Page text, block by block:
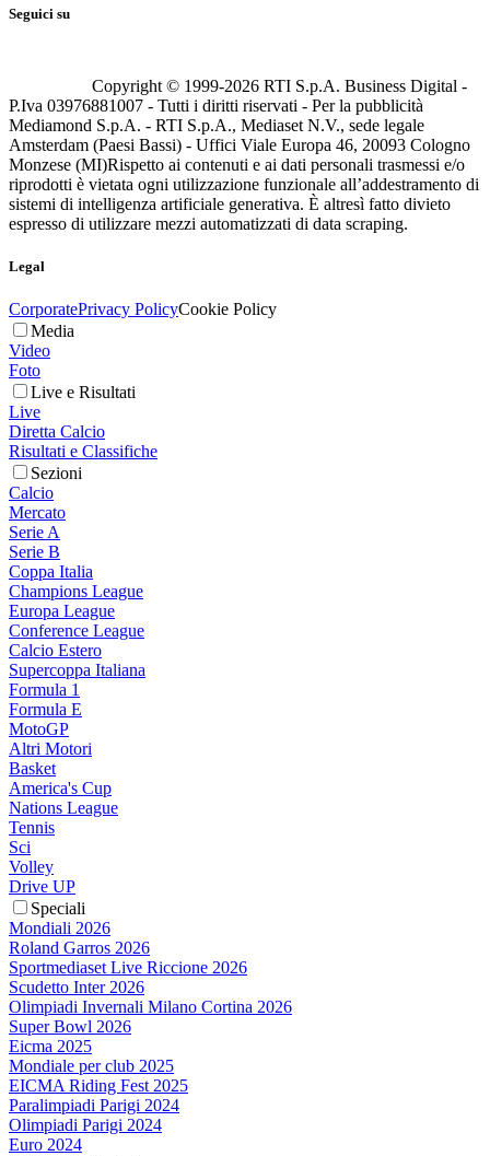
Seguici su
Copyright © 1999-2026 RTI S.p.A. Business Digital -
P.Iva 03976881007 - Tutti i diritti riservati - Per la pubblicità
Mediamond S.p.A. - RTI S.p.A., Mediaset N.V., sede legale
Amsterdam (Paesi Bassi) - Uffici Viale Europa 46, 20093 Cologno
Monzese (MI)Rispetto ai contenuti e ai dati personali trasmessi e/o
riprodotti è vietata ogni utilizzazione funzionale all’addestramento di
sistemi di intelligenza artificiale generativa. È altresì fatto divieto
espresso di utilizzare mezzi automatizzati di data scraping.
Legal
CorporatePrivacy PolicyCookie Policy
Media
Video
Foto
Live e Risultati
Live
Diretta Calcio
Risultati e Classifiche
Sezioni
Calcio
Mercato
Serie A
Serie B
Coppa Italia
Champions League
Europa League
Conference League
Calcio Estero
Supercoppa Italiana
Formula 1
Formula E
MotoGP
Altri Motori
Basket
America's Cup
Nations League
Tennis
Sci
Volley
Drive UP
Speciali
Mondiali 2026
Roland Garros 2026
Sportmediaset Live Riccione 2026
Scudetto Inter 2026
Olimpiadi Invernali Milano Cortina 2026
Super Bowl 2026
Eicma 2025
Mondiale per club 2025
EICMA Riding Fest 2025
Paralimpiadi Parigi 2024
Olimpiadi Parigi 2024
Euro 2024